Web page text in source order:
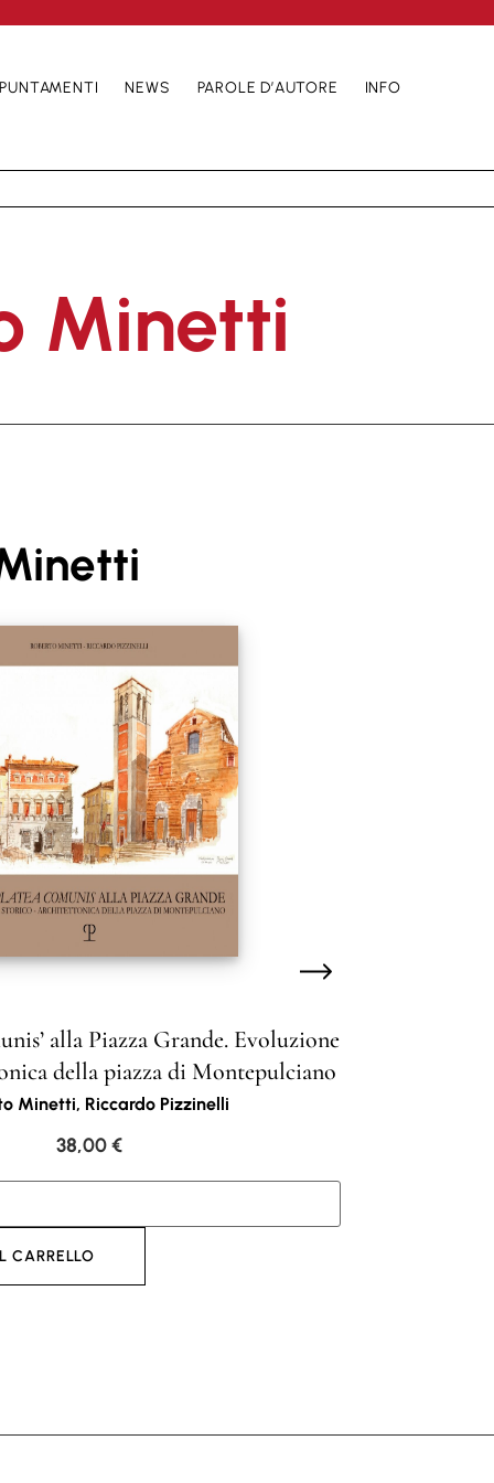
NEWS PAROLE D’AUTORE INFO
Minetti
alla Piazza Grande. Evoluzione
della piazza di Montepulciano
Minetti, Riccardo Pizzinelli
38,00€
CARRELLO